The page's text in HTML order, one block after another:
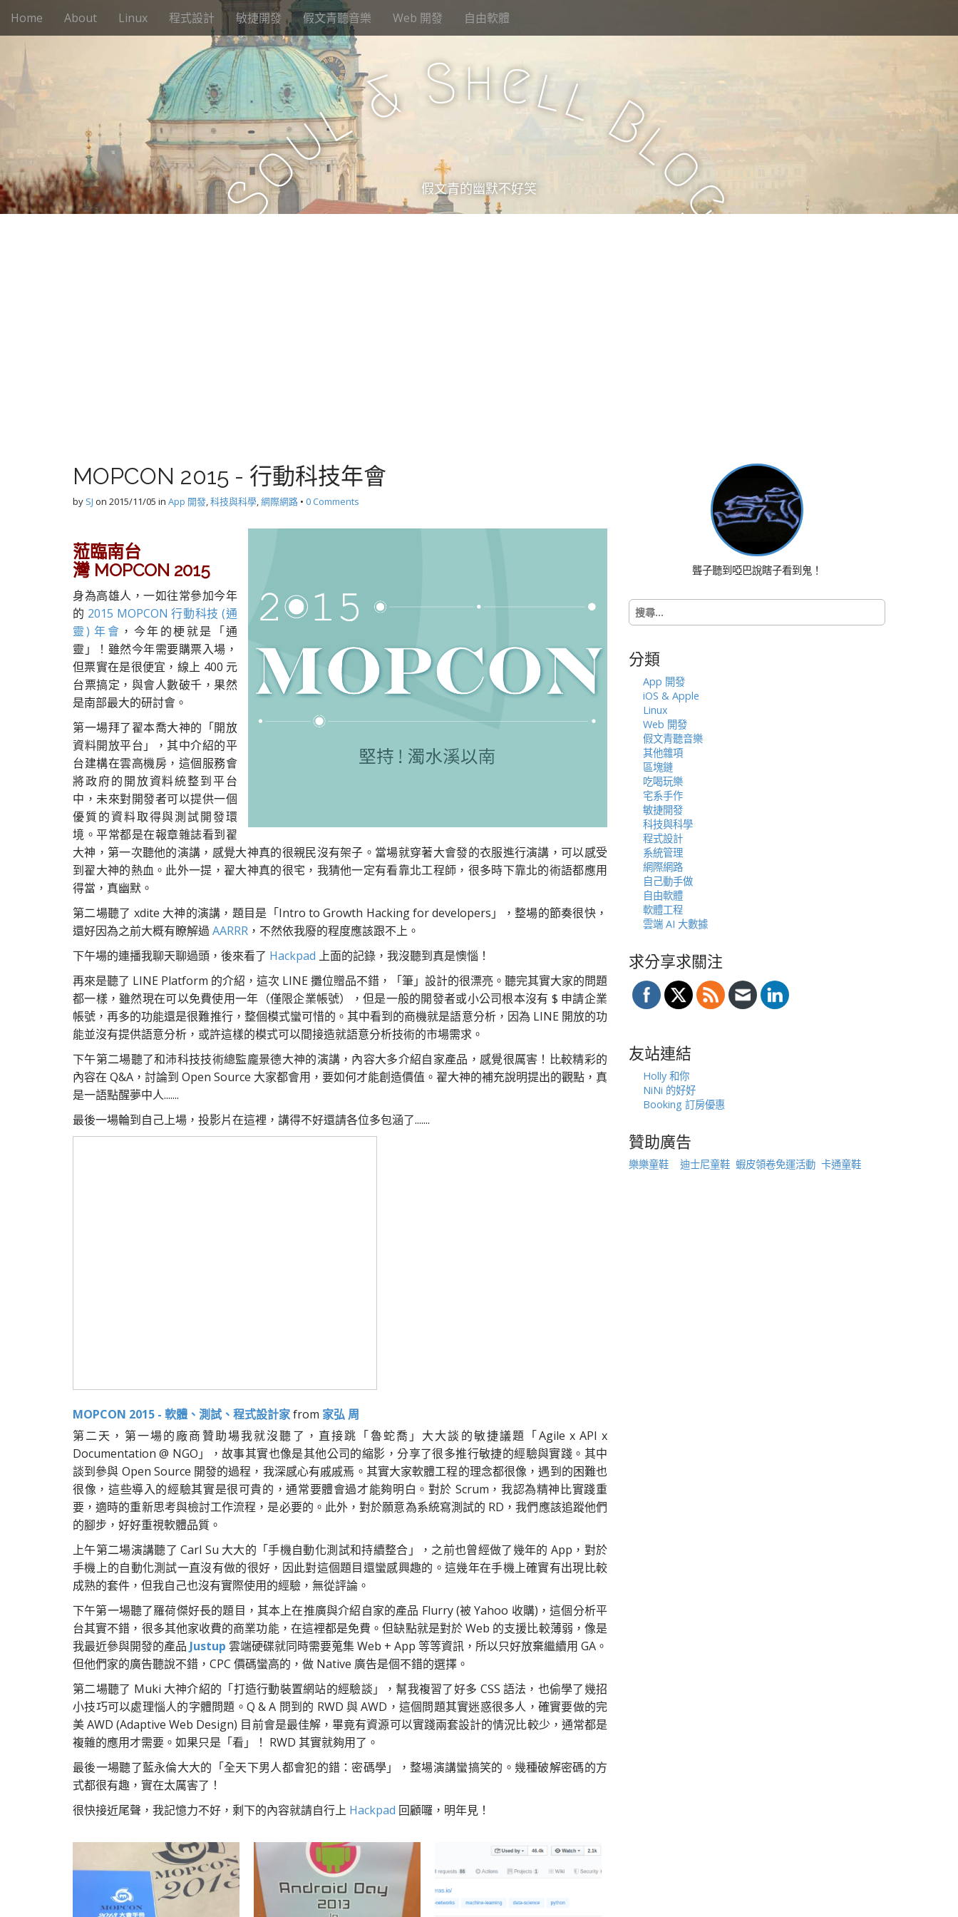
M
e
i
c
n
t
Home About Linux 程式設計 敏捷開發 假文青聽音樂 Web 開發 自由軟體
S
o
u
l& Shell B
l
o
g
假文青的幽默不好笑
MOPCON 2015 - 行動科技年會
by SJ on 2015/11/05 in App 開發,科技與科學,網際網路 • 0 Comments
蒞臨南台
灣 MOPCON 2015
身為高雄人，一如往常參加今年
的 2015 MOPCON 行動科技 (通
靈) 年會 ，今年的梗就是「通
靈」！雖然今年需要購票入場，
但票實在是很便宜，線上 400 元
台票搞定，與會人數破千，果然
是南部最大的研討會。
第一場拜了翟本喬大神的「開放
資料開放平台」，其中介紹的平
台建構在雲高機房，這個服務會
將政府的開放資料統整到平台
中，未來對開發者可以提供一個
優質的資料取得與測試開發環
境。平常都是在報章雜誌看到翟
大神，第一次聽他的演講，感覺大神真的很親民沒有架子。當場就穿著大會發的衣服進行演講，可以感受
到翟大神的熱血。此外一提，翟大神真的很宅，我猜他一定有看靠北工程師，很多時下靠北的術語都應用
得當，真幽默。
第二場聽了 xdite 大神的演講，題目是「Intro to Growth Hacking for developers」，整場的節奏很快，
還好因為之前大概有瞭解過 AARRR ，不然依我廢的程度應該跟不上。
下午場的連播我聊天聊過頭，後來看了 Hackpad 上面的記錄，我沒聽到真是懊惱！
再來是聽了 LINE Platform 的介紹，這次 LINE 攤位贈品不錯，「筆」設計的很漂亮。聽完其實大家的問題
都一樣，雖然現在可以免費使用一年（僅限企業帳號），但是一般的開發者或小公司根本沒有 $ 申請企業
帳號，再多的功能還是很難推行，整個模式蠻可惜的。其中看到的商機就是語意分析，因為 LINE 開放的功
能並沒有提供語意分析，或許這樣的模式可以間接造就語意分析技術的市場需求。
下午第二場聽了和沛科技技術總監龐景德大神的演講，內容大多介紹自家產品，感覺很厲害！比較精彩的
內容在 Q&A，討論到 Open Source 大家都會用，要如何才能創造價值。翟大神的補充說明提出的觀點，真
是一語點醒夢中人.......
最後一場輪到自己上場，投影片在這裡，講得不好還請各位多包涵了.......
MOPCON 2015 - 軟體、測試、程式設計家from 家弘 周
第二天，第一場的廠商贊助場我就沒聽了，直接跳「魯蛇喬」大大談的敏捷議題「Agile x API x
Documentation @ NGO」，故事其實也像是其他公司的縮影，分享了很多推行敏捷的經驗與實踐。其中
談到參與 Open Source 開發的過程，我深感心有戚戚焉。其實大家軟體工程的理念都很像，遇到的困難也
很像，這些導入的經驗其實是很可貴的，通常要體會過才能夠明白。對於 Scrum，我認為精神比實踐重
要，適時的重新思考與檢討工作流程，是必要的。此外，對於願意為系統寫測試的 RD，我們應該追蹤他們
的腳步，好好重視軟體品質。
上午第二場演講聽了 Carl Su 大大的「手機自動化測試和持續整合」，之前也曾經做了幾年的 App，對於
手機上的自動化測試一直沒有做的很好，因此對這個題目還蠻感興趣的。這幾年在手機上確實有出現比較
成熟的套件，但我自己也沒有實際使用的經驗，無從評論。
下午第一場聽了羅荷傑好長的題目，其本上在推廣與介紹自家的產品 Flurry (被 Yahoo 收購)，這個分析平
台其實不錯，很多其他家收費的商業功能，在這裡都是免費。但缺點就是對於 Web 的支援比較薄弱，像是
我最近參與開發的產品 Justup 雲端硬碟就同時需要蒐集 Web + App 等等資訊，所以只好放棄繼續用 GA。
但他們家的廣告聽說不錯，CPC 價碼蠻高的，做 Native 廣告是個不錯的選擇。
第二場聽了 Muki 大神介紹的「打造行動裝置網站的經驗談」，幫我複習了好多 CSS 語法，也偷學了幾招
小技巧可以處理惱人的字體問題。Q & A 問到的 RWD 與 AWD，這個問題其實迷惑很多人，確實要做的完
美 AWD (Adaptive Web Design) 目前會是最佳解，畢竟有資源可以實踐兩套設計的情況比較少，通常都是
複雜的應用才需要。如果只是「看」！ RWD 其實就夠用了。
最後一場聽了藍永倫大大的「全天下男人都會犯的錯：密碼學」，整場演講蠻搞笑的。幾種破解密碼的方
式都很有趣，實在太厲害了！
很快接近尾聲，我記憶力不好，剩下的內容就請自行上 Hackpad 回顧囉，明年見！
聾子聽到啞巴說瞎子看到鬼！
搜
尋
字:
分類
App 開發
iOS & Apple
Linux
Web 開發
假文青聽音樂
其他雜項
區塊鏈
吃喝玩樂
宅系手作
敏捷開發
科技與科學
程式設計
系統管理
網際網路
自己動手做
自由軟體
軟體工程
雲端 AI 大數據
求分享求關注
友站連結
Holly 和你
NiNi 的好好
Booking 訂房優惠
贊助廣告
樂樂童鞋 迪士尼童鞋 蝦皮領卷免運活動 卡通童鞋